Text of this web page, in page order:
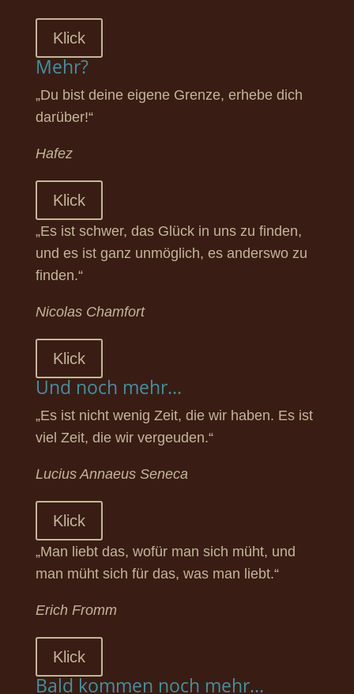
Klick
Mehr?
„Du bist deine eigene Grenze, erhebe dich
darüber!“
Hafez
Klick
„Es ist schwer, das Glück in uns zu finden,
und es ist ganz unmöglich, es anderswo zu
finden.“
Nicolas Chamfort
Klick
Und noch mehr...
„Es ist nicht wenig Zeit, die wir haben. Es ist
viel Zeit, die wir vergeuden.“
Lucius Annaeus Seneca
Klick
„Man liebt das, wofür man sich müht, und
man müht sich für das, was man liebt.“
Erich Fromm
Klick
Bald kommen noch mehr...